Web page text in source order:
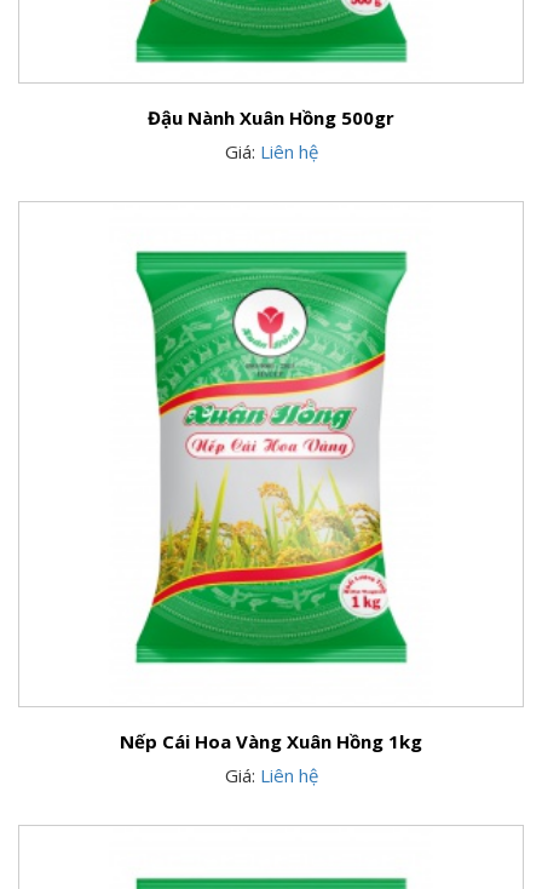
Đậu Nành Xuân Hồng 500gr
Giá: Liên hệ
Nếp Cái Hoa Vàng Xuân Hồng 1kg
Giá: Liên hệ